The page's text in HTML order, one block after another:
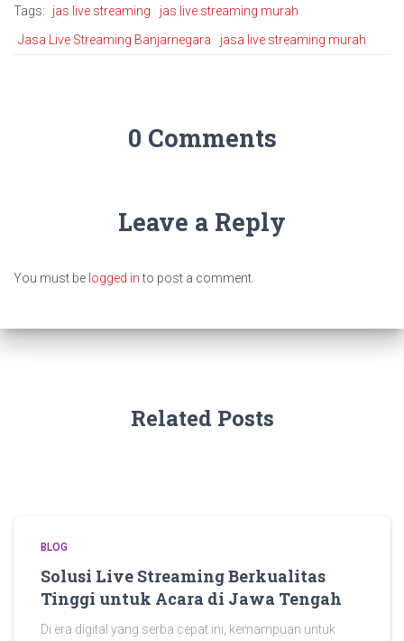
Tags: jas live streaming
jas live streaming murah
Jasa Live Streaming Banjarnegara
jasa live streaming murah
0 Comments
Leave a Reply
You must be logged into post a comment.
Related Posts
BLOG
Solusi Live Streaming Berkualitas
Tinggi untuk Acara di Jawa Tengah
Di era digital yang serba cepat ini, kemampuan untuk